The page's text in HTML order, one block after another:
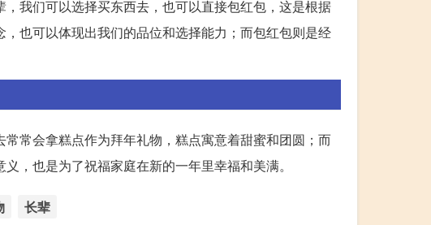
我们可以选择买东西去，也可以直接包红包，这是根据
也可以体现出我们的品位和选择能力；而包红包则是经
常会拿糕点作为拜年礼物，糕点寓意着甜蜜和团圆；而
，也是为了祝福家庭在新的一年里幸福和美满。
长辈